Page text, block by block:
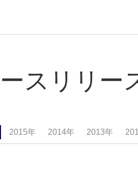
スリリー
2015年 2014年 2013年